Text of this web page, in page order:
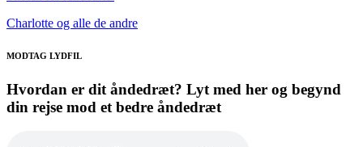
Charlotte og alle de andre
MODTAG LYDFIL
Hvordan er dit åndedræt? Lyt med her og begynd
din rejse mod et bedre åndedræt